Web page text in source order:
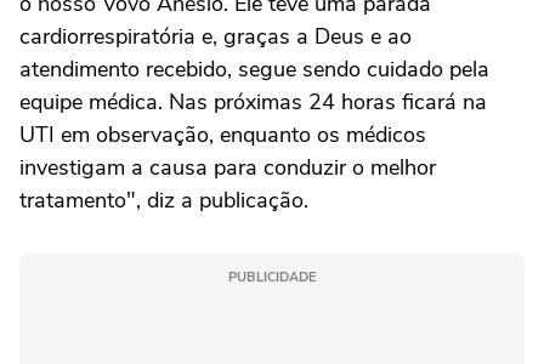
cardiorrespiratória e, graças a Deus e ao
atendimento recebido, segue sendo cuidado pela
equipe médica. Nas próximas 24 horas ficará na
UTI em observação, enquanto os médicos
investigam a causa para conduzir o melhor
tratamento", diz a publicação.
PUBLICIDADE